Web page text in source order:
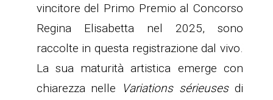
vincitore del Primo Premio al Concorso
Regina Elisabetta nel 2025, sono
raccolte in questa registrazione dal vivo.
La sua maturità artistica emerge con
chiarezza nelle
Variations sérieusesdi